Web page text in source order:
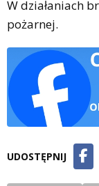
W działaniach
pożarnej.
UDOSTĘPNIJ